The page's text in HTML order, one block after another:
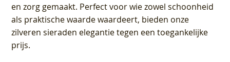
en zorg gemaakt. Perfect voor wie zowel schoonheid
als praktische waarde waardeert, bieden onze
zilveren sieraden elegantie tegen een toegankelijke
prijs.